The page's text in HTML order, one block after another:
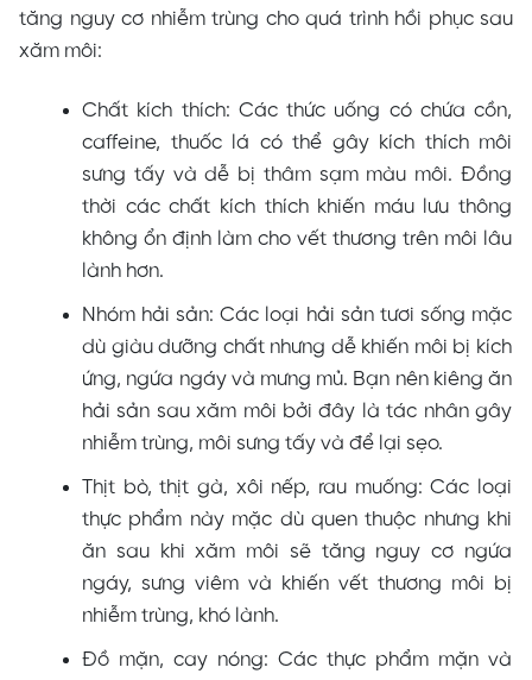
tăng nguy cơ nhiễm trùng cho quá trình hồi phục sau
xăm môi:
Chất kích thích: Các thức uống có chứa cồn,
caffeine, thuốc lá có thể gây kích thích môi
sưng tấy và dễ bị thâm sạm màu môi. Đồng
thời các chất kích thích khiến máu lưu thông
không ổn định làm cho vết thương trên môi lâu
lành hơn.
Nhóm hải sản: Các loại hải sản tươi sống mặc
dù giàu dưỡng chất nhưng dễ khiến môi bị kích
ứng, ngứa ngáy và mưng mủ. Bạn nên kiêng ăn
hải sản sau xăm môi bởi đây là tác nhân gây
nhiễm trùng, môi sưng tấy và để lại sẹo.
Thịt bò, thịt gà, xôi nếp, rau muống: Các loại
thực phẩm này mặc dù quen thuộc nhưng khi
ăn sau khi xăm môi sẽ tăng nguy cơ ngứa
ngáy, sưng viêm và khiến vết thương môi bị
nhiễm trùng, khó lành.
Đồ mặn, cay nóng: Các thực phẩm mặn và